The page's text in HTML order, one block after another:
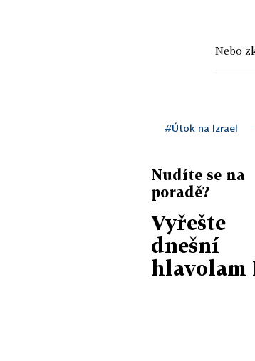
Nebo
#Útok na Izrael
Nudíte se na
poradě?
Vyřešte
dnešní
hlavolam